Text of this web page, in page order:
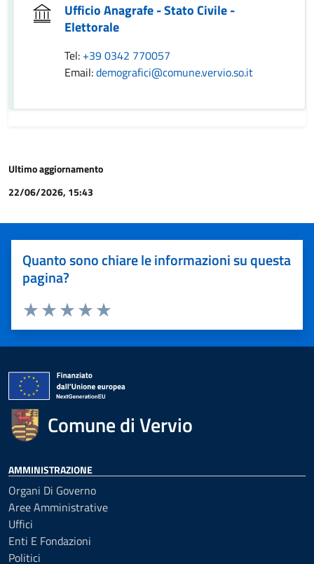
Ufficio Anagrafe - Stato Civile -
Elettorale
Tel: +39 0342 770057
Email:demografici@comune.vervio.so.it
Ultimo aggiornamento
22/06/2026, 15:43
Quanto sono chiare le informazioni su questa
pagina?
Valuta 5 stelle su 5
Valuta 4 stelle su 5
Valuta 3 stelle su 5
Valuta 2 stelle su 5
Valuta 1 stelle su 5
Comune di Vervio
AMMINISTRAZIONE
Organi Di Governo
Aree Amministrative
Uffici
Enti E Fondazioni
Politici